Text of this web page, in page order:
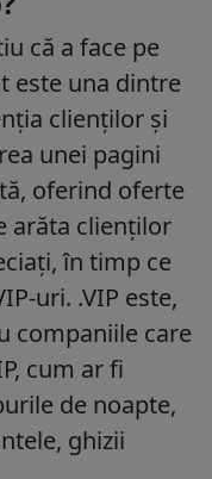
că a face pe
este una dintre
clienților și
unei pagini
oferind oferte
arăta clienților
în timp ce
uri. .VIP este,
companiile care
cum ar fi
de noapte,
ghizii